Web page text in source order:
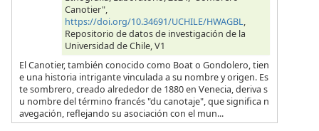
Canotier",
https://doi.org/10.34691/UCHILE/HWAGBL,
Repositorio de datos de investigación de la
Universidad de Chile, V1
El Canotier, también conocido como Boat o Gondolero, tien
e una historia intrigante vinculada a su nombre y origen. Es
te sombrero, creado alrededor de 1880 en Venecia, deriva s
u nombre del término francés "du canotaje", que significa n
avegación, reflejando su asociación con el mun...